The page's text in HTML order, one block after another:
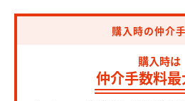
購入時の仲介
購入時は
仲介手数料